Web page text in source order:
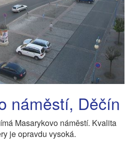
náměstí, Děčín
Masarykovo náměstí. Kvalita
je opravdu vysoká.